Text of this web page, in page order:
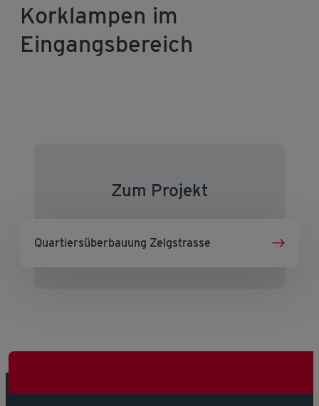
Korklampen im
Eingangsbereich
Zum Projekt
Quartiersüberbauung Zelgstrasse